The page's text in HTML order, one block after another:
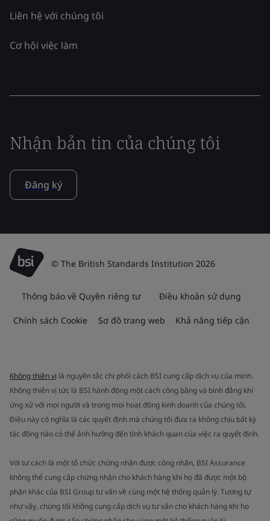
Liên hệ với chúng tôi
Cơ hội việc làm
Nhận bản tin của chúng tôi
Đăng ký
© The British Standards Institution 2026
Thông báo về Quyền riêng tư Điều khoản sử dụng
Chính sách Cookie Sơ đồ trang web Khả năng tiếp cận
Không thiên vị là nguyên tắc chi phối cách BSI cung cấp dịch vụ của mình.
Không thiên vị tức là BSI hành động một cách công bằng và bình đẳng khi
ứng xử với mọi người và trong mọi hoạt động kinh doanh của chúng tôi.
Điều này có nghĩa là các quyết định mà chúng tôi đưa ra không chịu bất kỳ
tác động nào có thể ảnh hưởng đến tính khách quan của việc ra quyết định.
Với tư cách là một tổ chức chứng nhận được công nhận, BSI Assurance
không thể cung cấp chứng nhận cho khách hàng khi họ đã được một bộ
phận khác của BSI Group tư vấn về cùng một hệ thống quản lý. Tương tự
như vậy, chúng tôi không cung cấp dịch vụ tư vấn cho khách hàng khi họ